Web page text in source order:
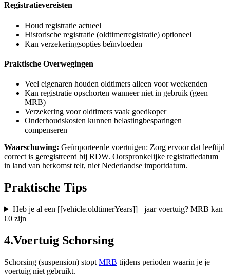
Registratievereisten
Houd registratie actueel
Historische registratie (oldtimerregistratie) optioneel
Kan verzekeringsopties beïnvloeden
Praktische Overwegingen
Veel eigenaren houden oldtimers alleen voor weekenden
Kan registratie opschorten wanneer niet in gebruik (geen
MRB)
Verzekering voor oldtimers vaak goedkoper
Onderhoudskosten kunnen belastingbesparingen
compenseren
Waarschuwing: Geïmporteerde voertuigen: Zorg ervoor dat leeftijd
correct is geregistreerd bij RDW. Oorspronkelijke registratiedatum
in land van herkomst telt, niet Nederlandse importdatum.
Praktische Tips
Heb je al een [[vehicle.oldtimerYears]]+ jaar voertuig? MRB kan
€0 zijn
4.Voertuig Schorsing
Schorsing (suspension) stopt MRB tijdens perioden waarin je je
voertuig niet gebruikt.